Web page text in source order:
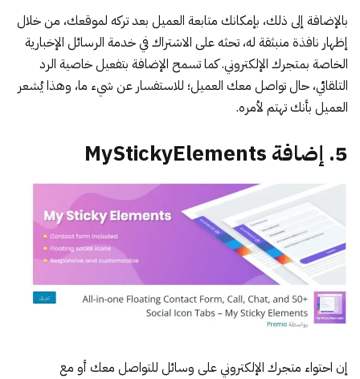
بالإضافة إلى ذلك، بإمكانك متابعة العميل بعد تركه لموقعك، من خلال
إظهار نافذة منبثقة له، تحثه على الاشتراك في خدمة الرسائل الإخبارية
الخاصة بمتجرك الإلكتروني. كما تسمح الإضافة بتفعيل خاصية الرد
التلقائي، حال تواصل معك العميل؛ للاستفسار عن شيء ما، وهذا يُشعر
العميل بأنك تهتم لأمره.
5. إضافة MyStickyElements
إن احتواء متجرك الإلكتروني على وسائل للتواصل معك أو مع